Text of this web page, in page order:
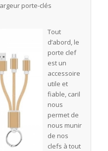
porte-clés
Tout
d’abord, le
porte clef
est un
accessoire
utile et
fiable, caril
nous
permet de
nous munir
de nos
clefs à tout